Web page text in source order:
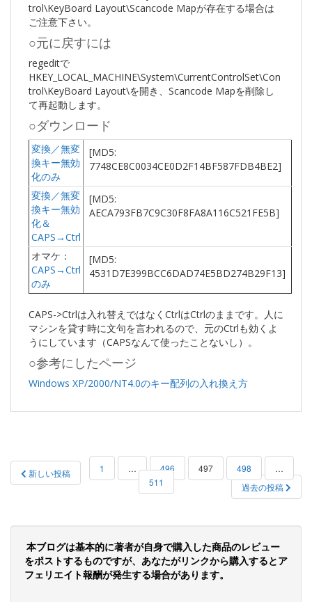
trol\KeyBoard Layout\Scancode Mapが存在する場合は
ご注意下さい。
○元に戻すには
regeditで
HKEY_LOCAL_MACHINE\System\CurrentControlSet\Con
trol\KeyBoard Layout\を開き、Scancode Mapを削除し
て再起動します。
○ダウンロード
変換／無変
換キー無効
化のみ
[MD5:
7748CE8C0034CE0D2F14BF587FDB4BE2]
変換／無変
換キー無効
化＆
CAPS→Ctrl
[MD5:
AECA793FB7C9C30F8FA8A116C521FE5B]
オマケ：
CAPS→Ctrl
のみ
[MD5:
4531D7E399BCC6DAD74E5BD274B29F13]
CAPS->Ctrlは入れ替えではなくCtrlはCtrlのままです。人に
マシンを貸す時に文句を言われるので、元のCtrlも効くよ
うにしています（CAPSなんて使ったことないし）。
○参考にしたページ
Windows XP/2000/NT4.0のキー配列の入れ換え方
投
稿
の
ペ
ー
ジ
新しい投稿 1 … 496 497 498
…
511
過去の投稿
本ブログは基本的に著者が自身で購入した商品のレビュー
をポストするものですが、あなたがリンクから購入するとア
フェリエイト報酬が発生する場合があります。